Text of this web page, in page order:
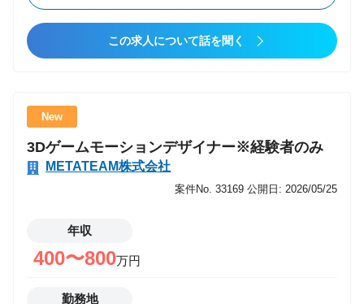
『モチベーションクラウド』やデータX様の『b-
dash』など）を、上流から下流まで一貫して担い、技
術力と推進力を強みに実績を積み重ねてきました。 今
にコンサルティング部門を立ち上げました。 今回の募
集は、その部門拡大のための中核メンバーとして、案
件参画を通じて価値提供を行いながら、組織づくりや
中長期的な事業戦略を共に推進してくださるコンサル
（PoC）」から「実装・定着」へと急速に移行してい
ます。 一方で現場では、以下のような課題が多く残っ
ています。 ・PoCは実施したが、本番導入に至らない
・業務課題とAI活用が結びつかず、成果が出ない ・デ
この求人について話を聞く
New
3Dゲームモーションデザイナー※経験者のみ
METATEAM株式会社
案件No. 33169 公開日: 2026/05/25
年収
400〜800万円
勤務地